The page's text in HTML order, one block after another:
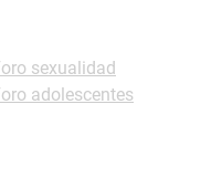
sexualidad
adolescentes